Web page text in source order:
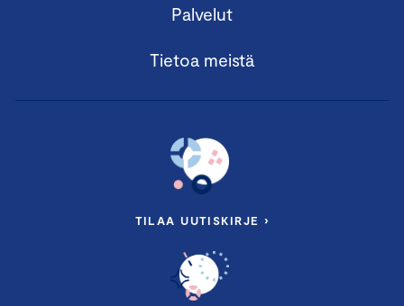
Palvelut
Tietoa meistä
TILAA UUTISKIRJE ›